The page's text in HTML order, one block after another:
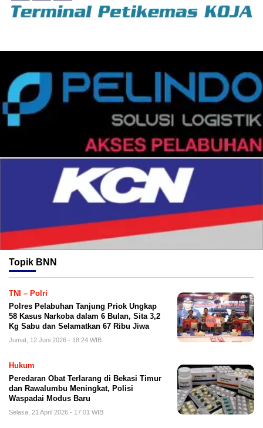
Topik BNN
TNI – Polri
Polres Pelabuhan Tanjung Priok Ungkap
58 Kasus Narkoba dalam 6 Bulan, Sita 3,2
Kg Sabu dan Selamatkan 67 Ribu Jiwa
Jumat, 12 Juni 2026 - 18:24 WIB
Hukum
Peredaran Obat Terlarang di Bekasi Timur
dan Rawalumbu Meningkat, Polisi
Waspadai Modus Baru
Selasa, 21 April 2026 - 17:01 WIB